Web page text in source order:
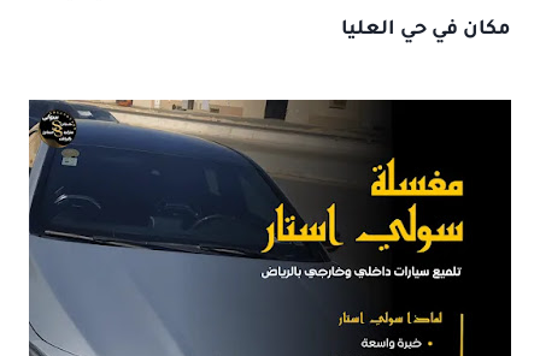
مكان في حي العليا